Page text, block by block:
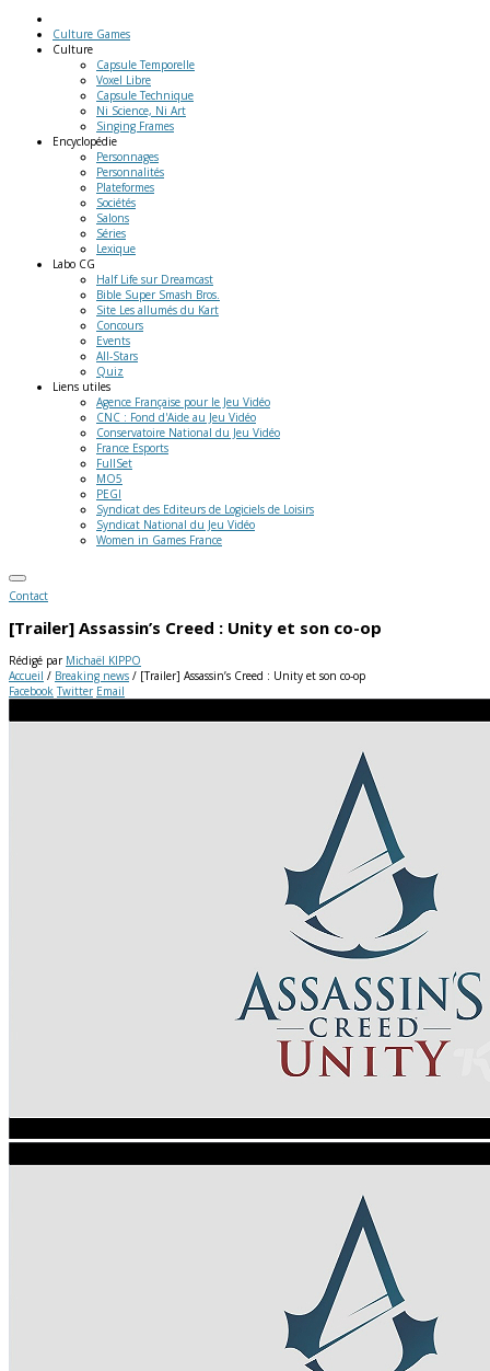
Culture Games
Culture
Capsule Temporelle
Voxel Libre
Capsule Technique
Ni Science, Ni Art
Singing Frames
Encyclopédie
Personnages
Personnalités
Plateformes
Sociétés
Salons
Séries
Lexique
Labo CG
Half Life sur Dreamcast
Bible Super Smash Bros.
Site Les allumés du Kart
Concours
Events
All-Stars
Quiz
Liens utiles
Agence Française pour le Jeu Vidéo
CNC : Fond d'Aide au Jeu Vidéo
Conservatoire National du Jeu Vidéo
France Esports
FullSet
MO5
PEGI
Syndicat des Editeurs de Logiciels de Loisirs
Syndicat National du Jeu Vidéo
Women in Games France
Contact
[Trailer] Assassin’s Creed : Unity et son co-op
Rédigé par Michaël KIPPO
Accueil / Breaking news / [Trailer] Assassin’s Creed : Unity et son co-op
Facebook Twitter Email